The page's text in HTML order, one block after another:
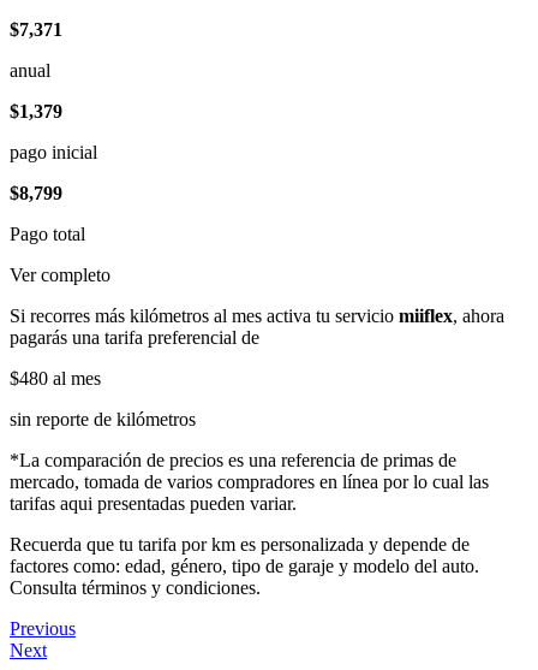
$7,371
anual
$1,379
pago inicial
$8,799
Pago total
Ver completo
Si recorres más kilómetros al mes activa tu servicio miiflex, ahora
pagarás una tarifa preferencial de
$480 al mes
sin reporte de kilómetros
*La comparación de precios es una referencia de primas de
mercado, tomada de varios compradores en línea por lo cual las
tarifas aqui presentadas pueden variar.
Recuerda que tu tarifa por km es personalizada y depende de
factores como: edad, género, tipo de garaje y modelo del auto.
Consulta términos y condiciones.
Previous
Next